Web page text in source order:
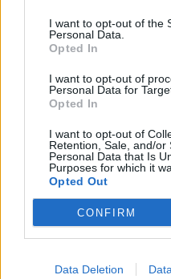
I want to opt-out of the
Personal Data.
Opted In
I want to opt-out of
Personal Data for
Opted In
I want to opt-out of
Retention, Sale, and/or
Personal Data that Is
Purposes for which it
Opted Out
CONFIRM
Data Deletion
Girone 4
Fi.Fa.Security-U.R.
Civitavecchia
Rugby R.L.50-13
La Rugby L’Aquila
192746-24
Unione Rugby
Rugby29-36